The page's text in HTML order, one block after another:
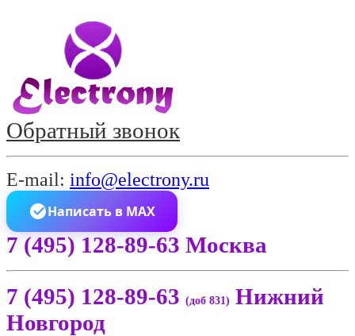
Обратный звонок
E-mail: info@electrony.ru
Написать в MAX
7 (495) 128-89-63 Москва
7 (495) 128-89-63 (доб 831) Нижний
Новгород